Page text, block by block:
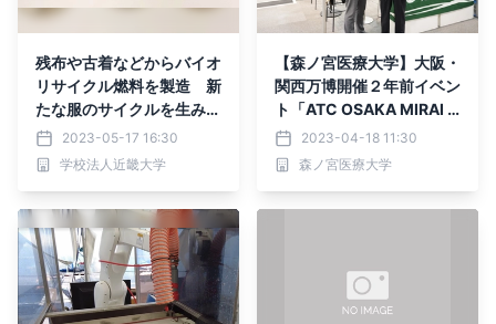
残布や古着などからバイオ
リサイクル燃料を製造 新
たな服のサイクルを生み出
す実験場「KISARAZU CO
NCEPT STORE」に体験ブ
ースを開設
2023-05-17 16:30
学校法人近畿大学
【森ノ宮医療大学】大阪・
関西万博開催２年前イベン
ト「ATC OSAKA MIRAI E
XPO」に出展しました！
2023-04-18 11:30
森ノ宮医療大学